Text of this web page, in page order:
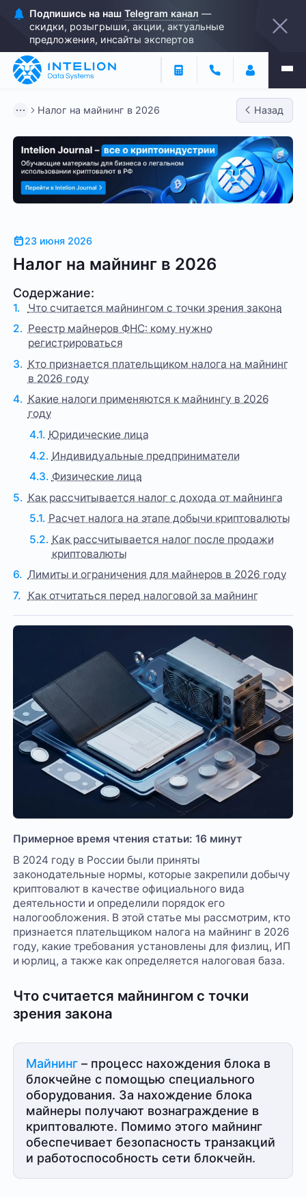
Подпишись на наш Telegram канал —
скидки, розыгрыши, акции, актуальные
предложения, инсайты экспертов
Налог на майнинг в 2026 Назад
23 июня 2026
Налог на майнинг в 2026
Содержание:
Что считается майнингом с точки зрения закона
Реестр майнеров ФНС: кому нужно
регистрироваться
Кто признается плательщиком налога на майнинг
в 2026 году
Какие налоги применяются к майнингу в 2026
году
Юридические лица
Индивидуальные предприниматели
Физические лица
Как рассчитывается налог с дохода от майнинга
Расчет налога на этапе добычи криптовалюты
Как рассчитывается налог после продажи
криптовалюты
Лимиты и ограничения для майнеров в 2026 году
Как отчитаться перед налоговой за майнинг
Примерное время чтения статьи: 16 минут
В 2024 году в России были приняты
законодательные нормы, которые закрепили добычу
криптовалют в качестве официального вида
деятельности и определили порядок его
налогообложения. В этой статье мы рассмотрим, кто
признается плательщиком налога на майнинг в 2026
году, какие требования установлены для физлиц, ИП
и юрлиц, а также как определяется налоговая база.
Что считается майнингом с точки
зрения закона
Майнинг– процесс нахождения блока в
блокчейне с помощью специального
оборудования. За нахождение блока
майнеры получают вознаграждение в
криптовалюте. Помимо этого майнинг
обеспечивает безопасность транзакций
и работоспособность сети блокчейн.